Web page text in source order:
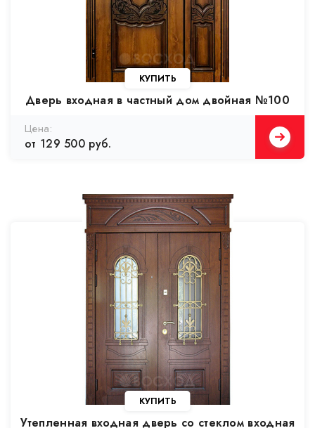
Дверь входная в частный дом двойная №100
от 129 500 руб.
Утепленная входная дверь со стеклом входная